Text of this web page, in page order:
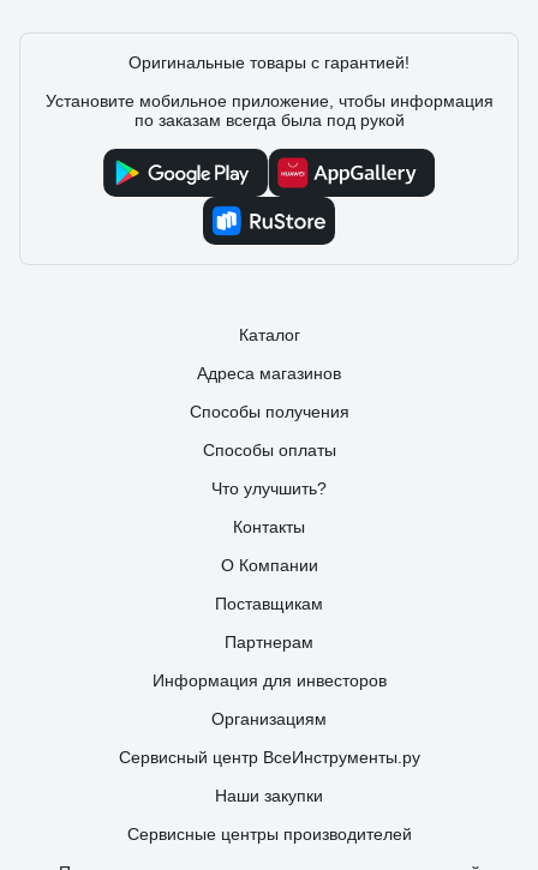
Оригинальные товары с гарантией!
Установите мобильное приложение, чтобы информация
по заказам всегда была под рукой
Каталог
Адреса магазинов
Способы получения
Способы оплаты
Что улучшить?
Контакты
О Компании
Поставщикам
Партнерам
Информация для инвесторов
Организациям
Сервисный центр ВсеИнструменты.ру
Наши закупки
Сервисные центры производителей